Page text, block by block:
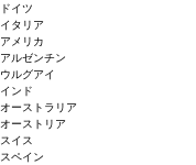
ドイツ
イタリア
アメリカ
アルゼンチン
ウルグアイ
インド
オーストラリア
オーストリア
スイス
スペイン